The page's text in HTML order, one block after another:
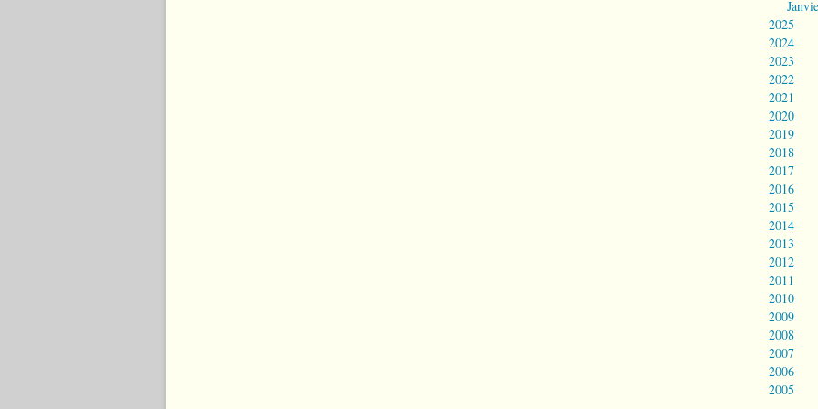
2025
2024
2023
2022
2021
2020
2019
2018
2017
2016
2015
2014
2013
2012
2011
2010
2009
2008
2007
2006
2005